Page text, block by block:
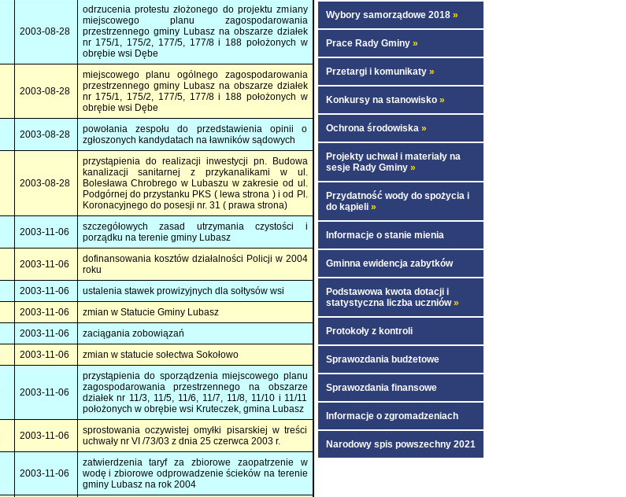
2003-08-28
odrzucenia protestu złożonego do projektu zmiany
miejscowego planu zagospodarowania
przestrzennego gminy Lubasz na obszarze działek
nr 175/1, 175/2, 177/5, 177/8 i 188 położonych w
obrębie wsi Dębe
2003-08-28
miejscowego planu ogólnego zagospodarowania
przestrzennego gminy Lubasz na obszarze działek
nr 175/1, 175/2, 177/5, 177/8 i 188 położonych w
obrębie wsi Dębe
2003-08-28
powołania zespołu do przedstawienia opinii o
zgłoszonych kandydatach na ławników sądowych
2003-08-28
przystąpienia do realizacji inwestycji pn. Budowa
kanalizacji sanitarnej z przykanalikami w ul.
Bolesława Chrobrego w Lubaszu w zakresie od ul.
Podgórnej do przystanku PKS ( lewa strona ) i od Pl.
Koronacyjnego do posesji nr. 31 ( prawa strona)
2003-11-06
szczegółowych zasad utrzymania czystości i
porządku na terenie gminy Lubasz
2003-11-06
dofinansowania kosztów działalności Policji w 2004
roku
2003-11-06
ustalenia stawek prowizyjnych dla sołtysów wsi
2003-11-06
zmian w Statucie Gminy Lubasz
2003-11-06
zaciągania zobowiązań
2003-11-06 zmian w statucie sołectwa Sokołowo
2003-11-06
przystąpienia do sporządzenia miejscowego planu
zagospodarowania przestrzennego na obszarze
działek nr 11/3, 11/5, 11/6, 11/7, 11/8, 11/10 i 11/11
położonych w obrębie wsi Kruteczek, gmina Lubasz
2003-11-06
sprostowania oczywistej omyłki pisarskiej w treści
uchwały nr VI /73/03 z dnia 25 czerwca 2003 r.
2003-11-06
zatwierdzenia taryf za zbiorowe zaopatrzenie w
wodę i zbiorowe odprowadzenie ścieków na terenie
gminy Lubasz na rok 2004
Wybory samorządowe 2018 »
Prace Rady Gminy »
Przetargi i komunikaty »
Konkursy na stanowisko »
Ochrona środowiska »
Projekty uchwał i materiały na
sesje Rady Gminy »
Przydatność wody do spożycia i
do kąpieli »
Informacje o stanie mienia
Gminna ewidencja zabytków
Podstawowa kwota dotacji i
statystyczna liczba uczniów»
Protokoły z kontroli
Sprawozdania budżetowe
Sprawozdania finansowe
Informacje o zgromadzeniach
Narodowy spis powszechny 2021